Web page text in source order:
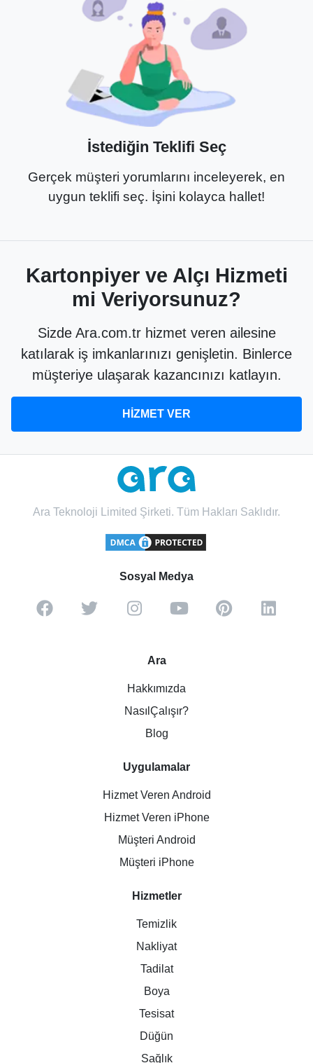
İstediğin Teklifi Seç
Gerçek müşteri yorumlarını inceleyerek, en
uygun teklifi seç. İşini kolayca hallet!
Kartonpiyer ve Alçı Hizmeti
mi Veriyorsunuz?
Sizde Ara.com.tr hizmet veren ailesine
katılarak iş imkanlarınızı genişletin. Binlerce
müşteriye ulaşarak kazancınızı katlayın.
HİZMET VER
Ara Teknoloji Limited Şirketi. Tüm Hakları Saklıdır.
Sosyal Medya
Ara
Hakkımızda
NasılÇalışır?
Blog
Uygulamalar
Hizmet Veren Android
Hizmet Veren iPhone
Müşteri Android
Müşteri iPhone
Hizmetler
Temizlik
Nakliyat
Tadilat
Boya
Tesisat
Düğün
Sağlık